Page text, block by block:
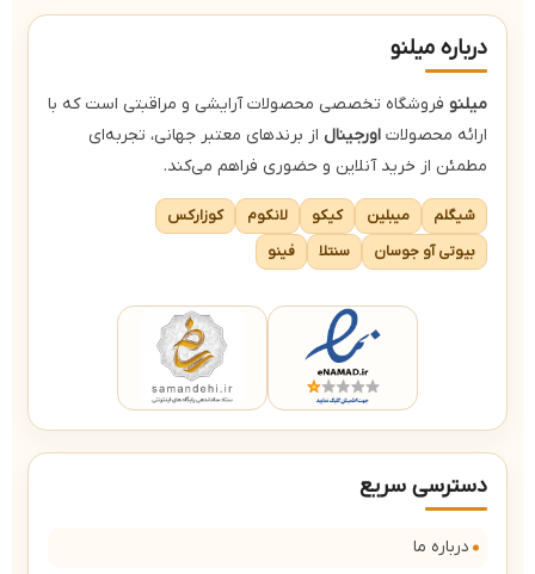
درباره میلنو
میلنو فروشگاه تخصصی محصولات آرایشی و مراقبتی است که با
ارائه محصولات اورجینال از برندهای معتبر جهانی، تجربه‌ای
مطمئن از خرید آنلاین و حضوری فراهم می‌کند.
شیگلم میبلین کیکو لانکوم
کوزارکس
بیوتی آو جوسان
سنتلا فینو
دسترسی سریع
درباره ما